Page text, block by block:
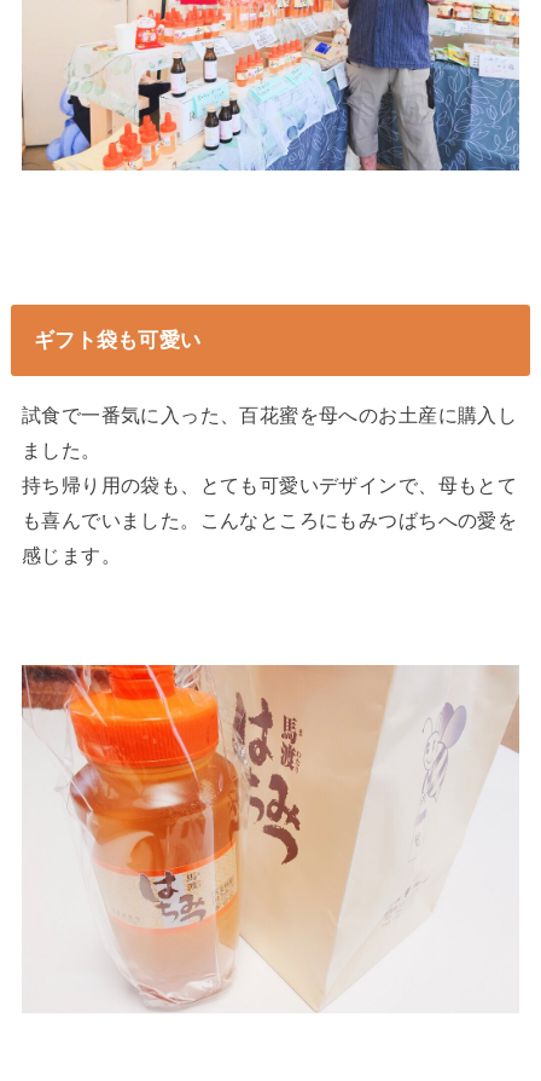
ギフト袋も可愛い
試食で一番気に入った、百花蜜を母へのお土産に購入し
ました。
持ち帰り用の袋も、とても可愛いデザインで、母もとて
も喜んでいました。こんなところにもみつばちへの愛を
感じます。